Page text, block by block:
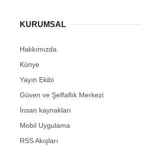
KURUMSAL
Hakkımızda
Künye
Yayın Ekibi
Güven ve Şeffaflık Merkezi
İnsan kaynakları
Mobil Uygulama
RSS Akışları